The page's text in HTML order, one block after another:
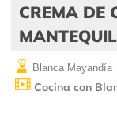
CREMA DE
Blanca Mayandía
Cocina con